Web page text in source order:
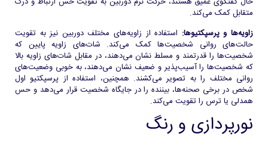
متقابل کمک می‌کند.
زاویه‌ها و پرسپکتیوها: استفاده از زاویه‌های مختلف دوربین نیز به تقویت
حالت‌های روانی شخصیت‌ها کمک می‌کند. شات‌های زاویه پایین که
شخصیت‌ها را قدرتمند و مسلط نشان می‌دهند، در مقابل شات‌های زاویه بالا
که شخصیت‌ها را آسیب‌پذیر و ضعیف نشان می‌دهند، به خوبی وضعیت‌های
روانی مختلف را به تصویر می‌کشند. همچنین، استفاده از پرسپکتیو اول
شخص در برخی صحنه‌ها، بیننده را در جایگاه شخصیت قرار می‌دهد و حس
همدلی یا ترس را تقویت می‌کند.
نورپردازی و رنگ